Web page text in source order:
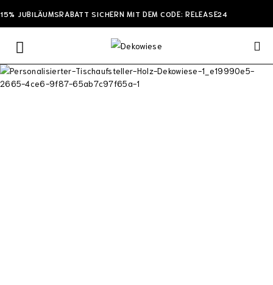
15% JUBILÄUMSRABATT SICHERN MIT DEM CODE: RELEASE24